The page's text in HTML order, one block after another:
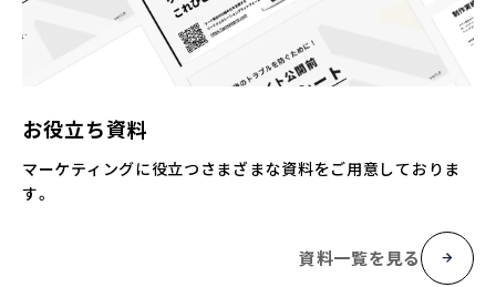
お役立ち資料
マーケティングに役立つさまざまな資料をご用意しておりま
す。
資料一覧を見る